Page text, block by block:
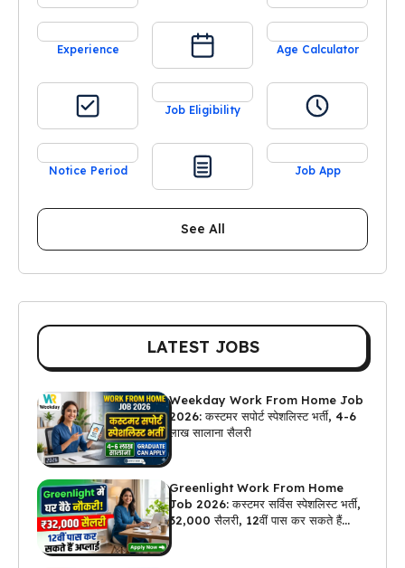
Experience Age Calculator
Job Eligibility
Notice Period Job App
See All
LATEST JOBS
Weekday Work From Home Job
2026: कस्टमर सपोर्ट स्पेशलिस्ट भर्ती, 4-6
लाख सालाना सैलरी
Greenlight Work From Home
Job 2026: कस्टमर सर्विस स्पेशलिस्ट भर्ती,
₹32,000 सैलरी, 12वीं पास कर सकते हैं